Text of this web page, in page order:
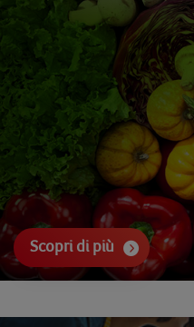
Scopri di più